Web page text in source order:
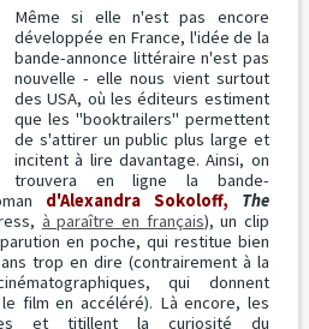
Même si elle n'est pas encore
développée en France, l'idée de la
bande-annonce littéraire n'est pas
nouvelle - elle nous vient surtout
des USA, où les éditeurs estiment
que les "booktrailers" permettent
de s'attirer un public plus large et
incitent à lire davantage. Ainsi, on
trouvera en ligne la bande-
d'Alexandra Sokoloff,
The
à paraître en français), un clip
en poche, qui restitue bien
trop en dire (contrairement à la
qui donnent
film en accéléré). Là encore, les
et titillent la curiosité du